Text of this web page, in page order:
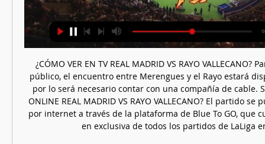
¿CÓMO VER EN TV REAL MADRID VS RAYO
público, el encuentro entre Merengues y el Rayo estará
por lo será necesario contar con una compañía de cable.
ONLINE REAL MADRID VS RAYO VALLECANO? El partido
por internet a través de la plataforma de Blue To GO, que
en exclusiva de todos los partidos de LaLiga